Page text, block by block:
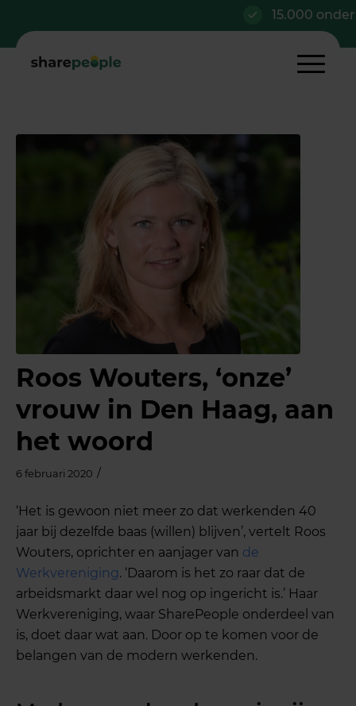
15.000
Roos Wouters, ‘onze’
vrouw in Den Haag, aan
het woord
6 februari 2020 /
‘Het is gewoon niet meer zo dat werkenden 40
jaar bij dezelfde baas (willen) blijven’, vertelt Roos
Wouters, oprichter en aanjager van de
Werkvereniging. ‘Daarom is het zo raar dat de
arbeidsmarkt daar wel nog op ingericht is.’ Haar
Werkvereniging, waar SharePeople onderdeel van
is, doet daar wat aan. Door op te komen voor de
belangen van de modern werkenden.